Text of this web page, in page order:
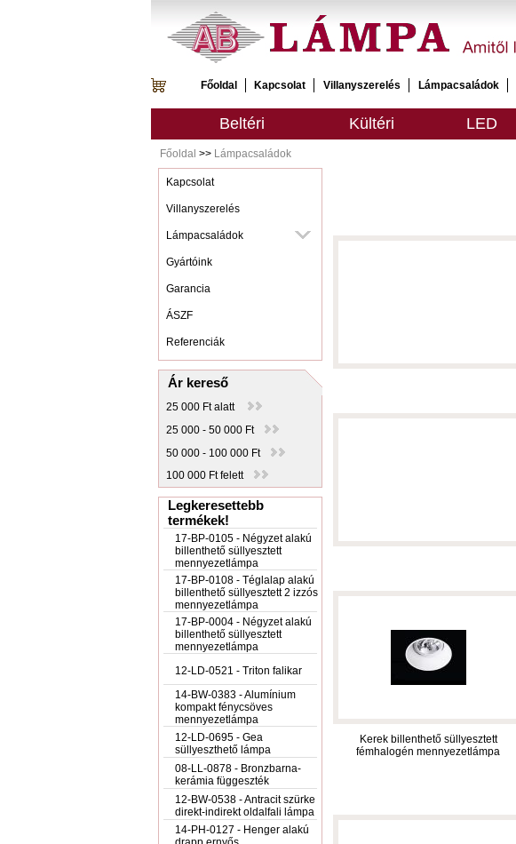
Főoldal Kapcsolat Villanyszerelés Lámpacsaládok
Beltéri Kültéri LED
Főoldal >> Lámpacsaládok
Kapcsolat
Villanyszerelés
Lámpacsaládok
Gyártóink
Garancia
ÁSZF
Referenciák
Ár kereső
25 000 Ft alatt
25 000 - 50 000 Ft
50 000 - 100 000 Ft
100 000 Ft felett
Legkeresettebb
termékek!
17-BP-0105 - Négyzet alakú
billenthető süllyesztett
mennyezetlámpa
17-BP-0108 - Téglalap alakú
billenthető süllyesztett 2 izzós
mennyezetlámpa
17-BP-0004 - Négyzet alakú
billenthető süllyesztett
mennyezetlámpa
12-LD-0521 - Triton falikar
14-BW-0383 - Alumínium
kompakt fénycsöves
mennyezetlámpa
12-LD-0695 - Gea
süllyeszthető lámpa
08-LL-0878 - Bronzbarna-
kerámia függeszték
12-BW-0538 - Antracit szürke
direkt-indirekt oldalfali lámpa
14-PH-0127 - Henger alakú
Kerek billenthető süllyesztett
fémhalogén mennyezetlámpa